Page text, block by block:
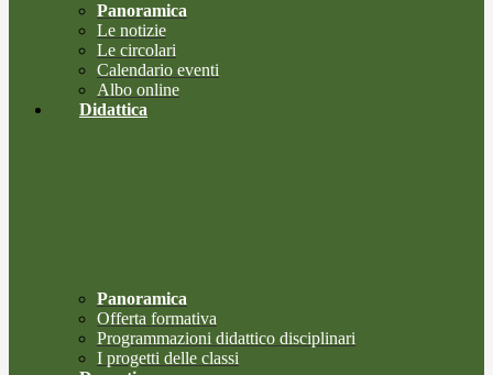
Panoramica
Le notizie
Le circolari
Calendario eventi
Albo online
Didattica
Panoramica
Offerta formativa
Programmazioni didattico disciplinari
I progetti delle classi